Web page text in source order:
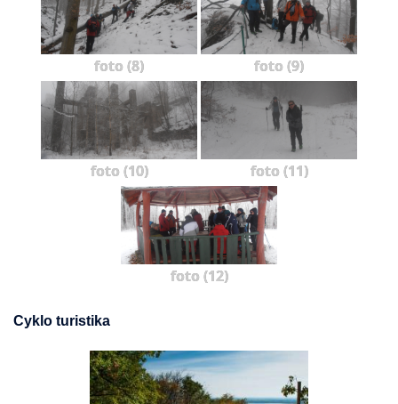
foto (8) foto (9)
foto (10) foto (11)
foto (12)
Cyklo turistika